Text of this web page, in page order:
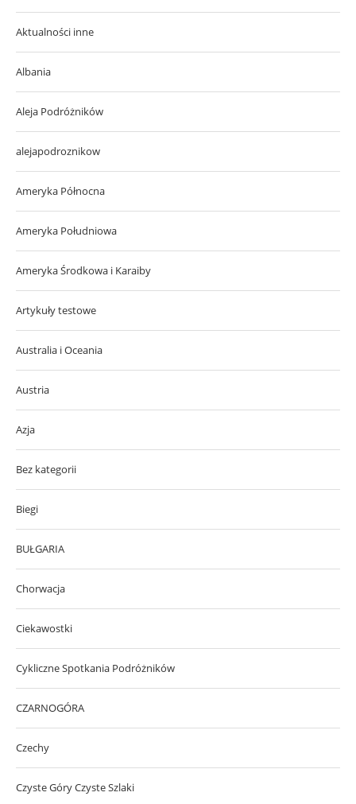
Aktualności inne
Albania
Aleja Podróżników
alejapodroznikow
Ameryka Północna
Ameryka Południowa
Ameryka Środkowa i Karaiby
Artykuły testowe
Australia i Oceania
Austria
Azja
Bez kategorii
Biegi
BUŁGARIA
Chorwacja
Ciekawostki
Cykliczne Spotkania Podróżników
CZARNOGÓRA
Czechy
Czyste Góry Czyste Szlaki